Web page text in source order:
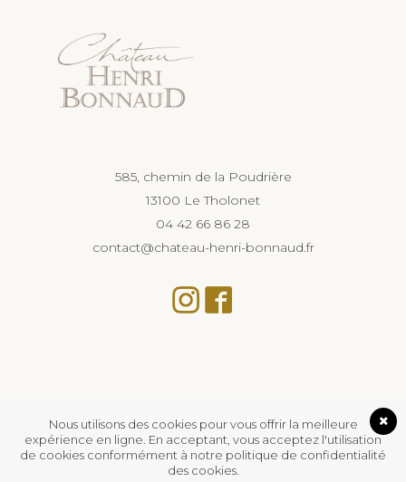
585, chemin de la Poudrière
13100 Le Tholonet
04 42 66 86 28
contact@chateau-henri-bonnaud.fr
L’abus d’alcool est dangereux pour la santé, à
Nous utilisons des cookies pour vous offrir la meilleure
expérience en ligne. En acceptant, vous acceptez l'utilisation
de cookies conformément à notre politique de confidentialité
des cookies.